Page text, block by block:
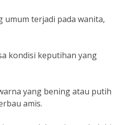
umum terjadi pada wanita,
kondisi keputihan yang
yang bening atau putih
amis.